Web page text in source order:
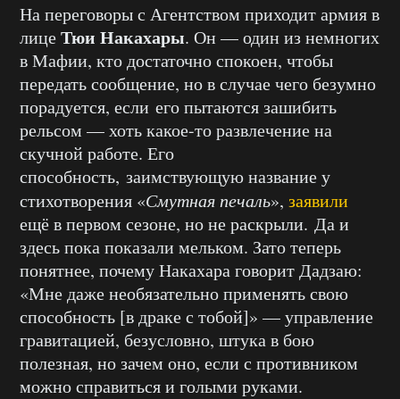
На переговоры с Агентством приходит армия в
лицеТюи Накахары. Он — один из немногих
в Мафии, кто достаточно спокоен, чтобы
передать сообщение, но в случае чего безумно
порадуется, если его пытаются зашибить
рельсом — хоть какое-то развлечение на
скучной работе. Его
способность, заимствующую название у
стихотворения «Смутная печаль», заявили
ещё в первом сезоне, но не раскрыли. Да и
здесь пока показали мельком. Зато теперь
понятнее, почему Накахара говорит Дадзаю:
«Мне даже необязательно применять свою
способность [в драке с тобой]» — управление
гравитацией, безусловно, штука в бою
полезная, но зачем оно, если с противником
можно справиться и голыми руками.